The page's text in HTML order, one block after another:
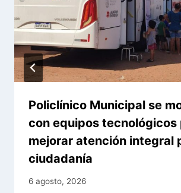
Policlínico Municipal se
con equipos tecnológicos
mejorar atención integral
ciudadanía
6 agosto, 2026